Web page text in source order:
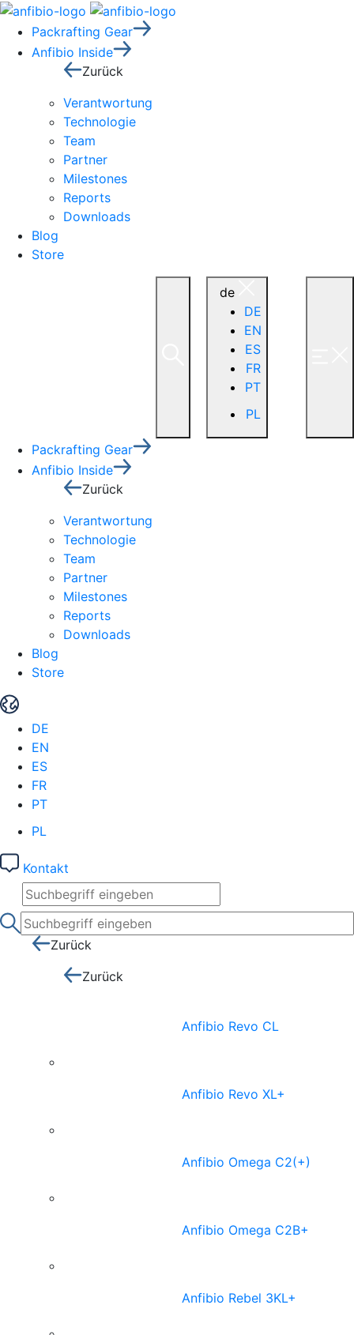
Packrafting Gear
Anfibio Inside
Zurück
Verantwortung
Technologie
Team
Partner
Milestones
Reports
Downloads
Blog
Store
de
DE
EN
ES
FR
PT
PL
Packrafting Gear
Anfibio Inside
Zurück
Verantwortung
Technologie
Team
Partner
Milestones
Reports
Downloads
Blog
Store
DE
EN
ES
FR
PT
PL
Kontakt
Zurück
Zurück
Anfibio Revo CL
Anfibio Revo XL+
Anfibio Omega C2(+)
Anfibio Omega C2B+
Anfibio Rebel 3KL+